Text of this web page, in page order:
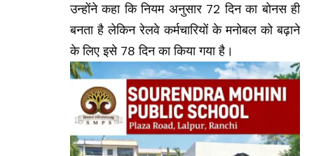
उन्होंने कहा कि नियम अनुसार 72 दिन का बोनस ही
बनता है लेकिन रेलवे कर्मचारियों के मनोबल को बढ़ाने
के लिए इसे 78 दिन का किया गया है।